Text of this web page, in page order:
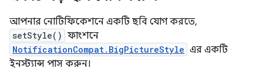
আপনার নোটিফিকেশনে একটি ছবি যোগ করতে,
setStyle() ফাংশনে
NotificationCompat.BigPictureStyle এর একটি
ইনস্ট্যান্স পাস করুন।